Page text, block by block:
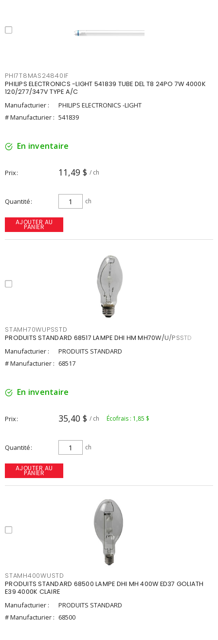
PHI7T8MAS24840IF
PHILIPS ELECTRONICS -LIGHT 541839 TUBE DEL T8 24PO 7W 4000K
120/277/347V TYPE A/C
Manufacturier :
PHILIPS ELECTRONICS -LIGHT
# Manufacturier : 541839
En inventaire
Prix 11,49 $ / ch
Quantité ch
AJOUTER AU
PANIER
STAMH70WUPSSTD
PRODUITS STANDARD 68517 LAMPE DHI HM MH70W/U/PSSTD
Manufacturier :
PRODUITS STANDARD
# Manufacturier : 68517
En inventaire
Prix 35,40 $ / ch Écofrais : 1,85 $
Quantité ch
AJOUTER AU
PANIER
STAMH400WUSTD
PRODUITS STANDARD 68500 LAMPE DHI MH 400W ED37 GOLIATH
E39 4000K CLAIRE
Manufacturier :
PRODUITS STANDARD
# Manufacturier : 68500